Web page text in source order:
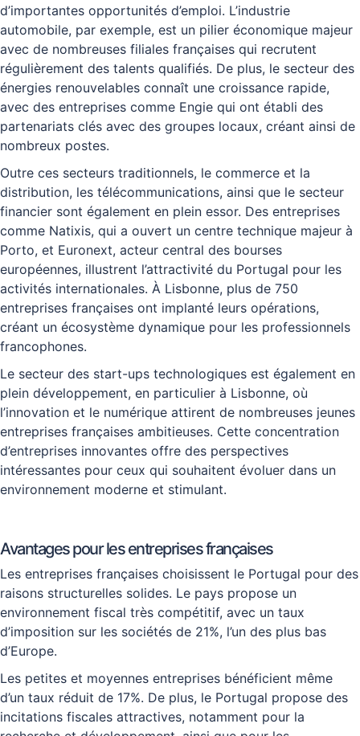
d’importantes opportunités d’emploi. L’industrie
automobile, par exemple, est un pilier économique majeur
avec de nombreuses filiales françaises qui recrutent
régulièrement des talents qualifiés. De plus, le secteur des
énergies renouvelables connaît une croissance rapide,
avec des entreprises comme Engie qui ont établi des
partenariats clés avec des groupes locaux, créant ainsi de
nombreux postes.
Outre ces secteurs traditionnels, le commerce et la
distribution, les télécommunications, ainsi que le secteur
financier sont également en plein essor. Des entreprises
comme Natixis, qui a ouvert un centre technique majeur à
Porto, et Euronext, acteur central des bourses
européennes, illustrent l’attractivité du Portugal pour les
activités internationales. À Lisbonne, plus de 750
entreprises françaises ont implanté leurs opérations,
créant un écosystème dynamique pour les professionnels
francophones.
Le secteur des start-ups technologiques est également en
plein développement, en particulier à Lisbonne, où
l’innovation et le numérique attirent de nombreuses jeunes
entreprises françaises ambitieuses. Cette concentration
d’entreprises innovantes offre des perspectives
intéressantes pour ceux qui souhaitent évoluer dans un
environnement moderne et stimulant.
Avantages pour les entreprises françaises
Les entreprises françaises choisissent le Portugal pour des
raisons structurelles solides. Le pays propose un
environnement fiscal très compétitif, avec un taux
d’imposition sur les sociétés de 21%, l’un des plus bas
d’Europe.
Les petites et moyennes entreprises bénéficient même
d’un taux réduit de 17%. De plus, le Portugal propose des
incitations fiscales attractives, notamment pour la